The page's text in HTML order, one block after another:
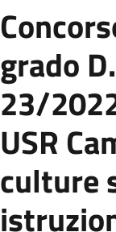
grado
23/
USR
culture